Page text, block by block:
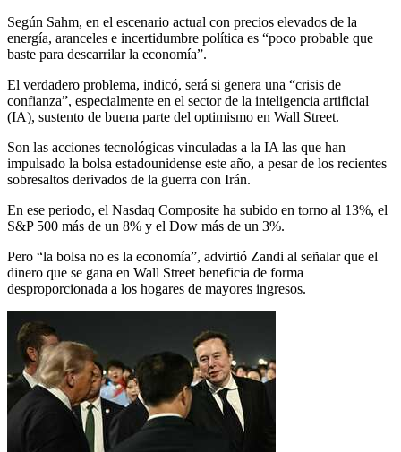
Según Sahm, en el escenario actual con precios elevados de la
energía, aranceles e incertidumbre política es “poco probable que
baste para descarrilar la economía”.
El verdadero problema, indicó, será si genera una “crisis de
confianza”, especialmente en el sector de la inteligencia artificial
(IA), sustento de buena parte del optimismo en Wall Street.
Son las acciones tecnológicas vinculadas a la IA las que han
impulsado la bolsa estadounidense este año, a pesar de los recientes
sobresaltos derivados de la guerra con Irán.
En ese periodo, el Nasdaq Composite ha subido en torno al 13%, el
S&P 500 más de un 8% y el Dow más de un 3%.
Pero “la bolsa no es la economía”, advirtió Zandi al señalar que el
dinero que se gana en Wall Street beneficia de forma
desproporcionada a los hogares de mayores ingresos.